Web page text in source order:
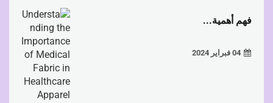
فهم أهمية...
04 فبراير 2024